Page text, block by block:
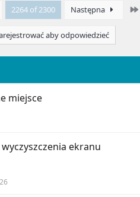
2264 of 2300 Następna
aby odpowiedzieć
miejsce
ekranu